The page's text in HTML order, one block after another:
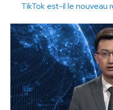
TikTok est-il le nouveau